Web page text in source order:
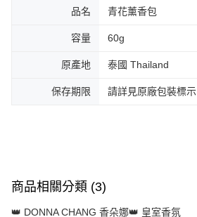
品名 青花薰香包
容量 60g
原產地 泰國 Thailand
保存期限 請詳見原廠包裝標示
商品相關分類 (3)
👑 DONNA CHANG 香朵娜👑 皇室香氛